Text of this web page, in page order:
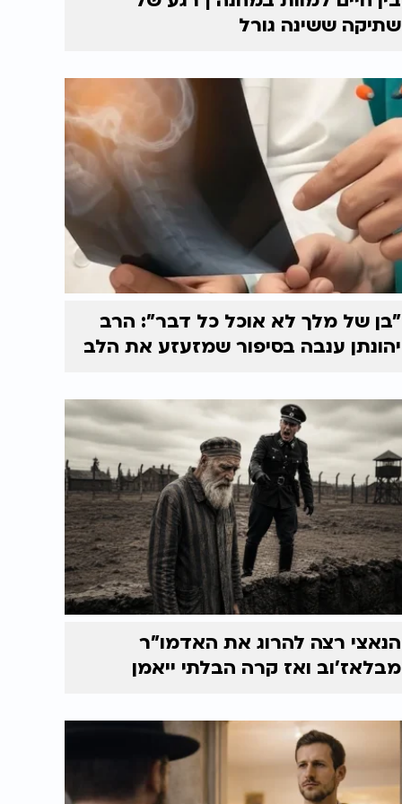
שתיקה ששינה גורל
"בן של מלך לא אוכל כל דבר": הרב
יהונתן ענבה בסיפור שמזעזע את הלב
הנאצי רצה להרוג את האדמו"ר
מבלאז'וב ואז קרה הבלתי ייאמן